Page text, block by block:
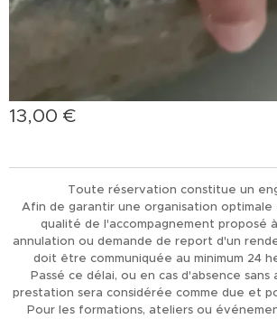
13,00 €
Toute réservation constitue un
Afin de garantir une organisation
qualité de l'accompagnement proposé
annulation ou demande de report d'un
doit être communiquée au minimum 24
Passé ce délai, ou en cas d'absence sans
prestation sera considérée comme due et
Pour les formations, ateliers ou